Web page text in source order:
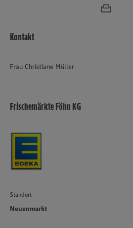
Kontakt
Frau Christiane Müller
Frischemärkte Föhn KG
Standort
Neuenmarkt